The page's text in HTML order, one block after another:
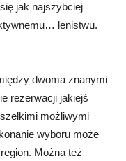
jak najszybciej
lenistwu.
dwoma znanymi
rezerwacji jakiejś
możliwymi
wyboru może
Można też